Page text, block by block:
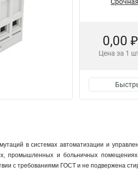
0,00 ₽
Цена за 1
в системах автоматизации и
промышленных и больничных
с требованиями ГОСТ и не подвержена